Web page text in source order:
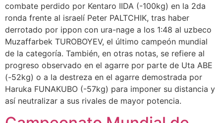
combate perdido por Kentaro IIDA (-100kg) en la 2da
ronda frente al israelí Peter PALTCHIK, tras haber
derrotado por ippon con ura-nage a los 1:48 al uzbeco
Muzaffarbek TUROBOYEV, el último campeón mundial
de la categoría. También, en otras notas, se refiere al
progreso observado en el agarre por parte de Uta ABE
(-52kg) o a la destreza en el agarre demostrada por
Haruka FUNAKUBO (-57kg) para imponer su distancia y
así neutralizar a sus rivales de mayor potencia.